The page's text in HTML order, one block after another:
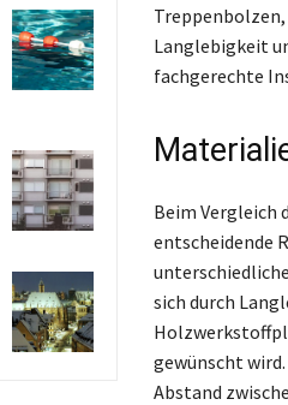
Langlebigkeit
fachgerechte
Beim Vergleich
entscheidende
sich durch
gewünscht
Abstand